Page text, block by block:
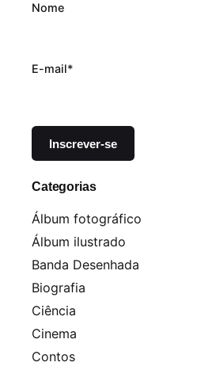
Nome
E-mail*
Categorias
Álbum fotográfico
Álbum ilustrado
Banda Desenhada
Biografia
Ciência
Cinema
Contos